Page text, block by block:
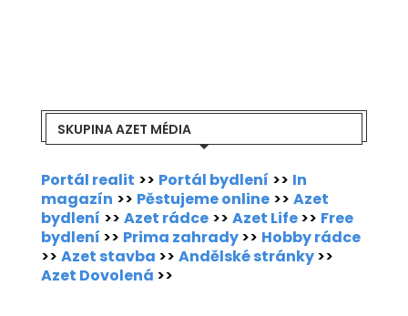
SKUPINA AZET MÉDIA
Portál realit >> Portál bydlení >> In
magazín >> Pěstujeme online >> Azet
bydlení >> Azet rádce >> Azet Life>> Free
bydlení >> Prima zahrady>> Hobby rádce
>> Azet stavba >> Andělské stránky>>
Azet Dovolená >>